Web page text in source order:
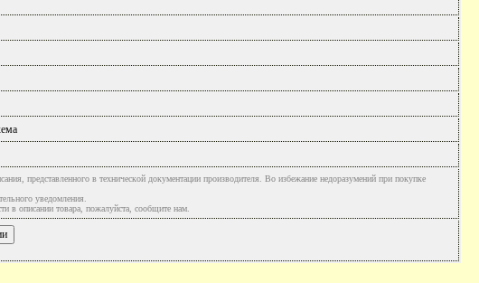
представленного в технической документации производителя. Во избежание недоразумений при покупке
уведомления.
в описании товара, пожалуйста, сообщите нам.